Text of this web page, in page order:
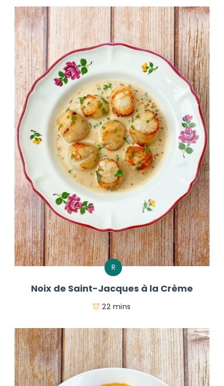
R
Noix de Saint-Jacques à la Crème
22 mins